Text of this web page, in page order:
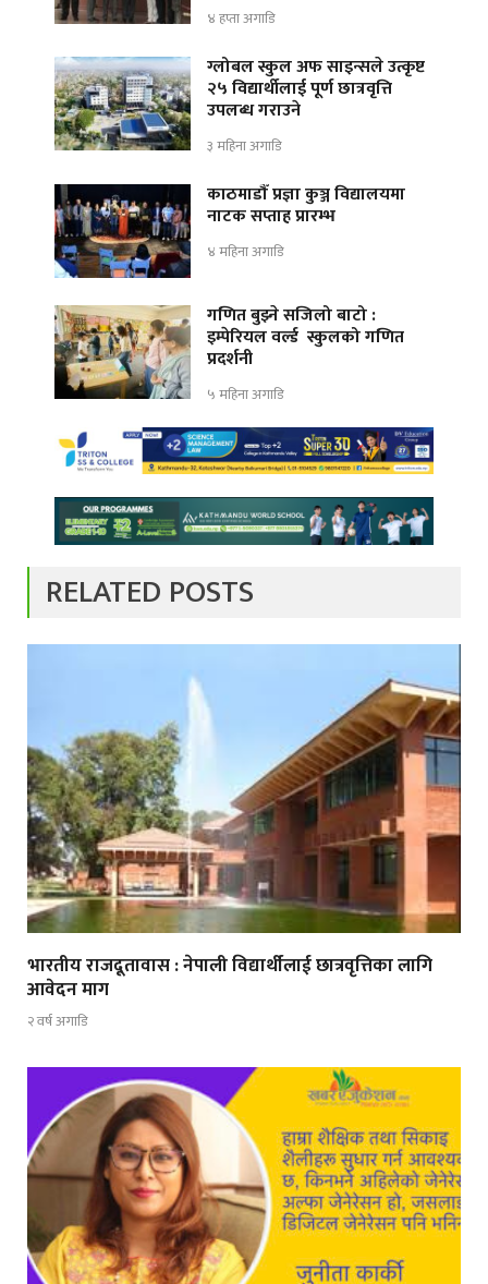
४ हप्ता अगाडि
ग्लोबल स्कुल अफ साइन्सले उत्कृष्ट
२५ विद्यार्थीलाई पूर्ण छात्रवृत्ति
उपलब्ध गराउने
३ महिना अगाडि
काठमाडौँ प्रज्ञा कुञ्ज विद्यालयमा
नाटक सप्ताह प्रारम्भ
४ महिना अगाडि
गणित बुझ्ने सजिलो बाटो :
इम्पेरियल वर्ल्ड स्कुलको गणित
प्रदर्शनी
५ महिना अगाडि
RELATED POSTS
भारतीय राजदूतावास : नेपाली विद्यार्थीलाई छात्रवृत्तिका लागि
आवेदन माग
२ वर्ष अगाडि